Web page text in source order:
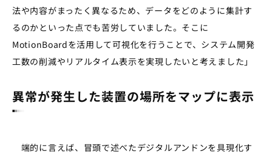
法や内容がまったく異なるため、データをどのように集計す
るのかといった点でも苦労していました。そこに
MotionBoardを活用して可視化を行うことで、システム開発
工数の削減やリアルタイム表示を実現したいと考えました」
異常が発生した装置の場所をマップに表示
端的に言えば、冒頭で述べたデジタルアンドンを具現化す